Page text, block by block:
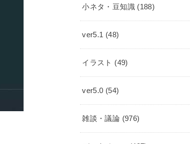
小ネタ・豆知識 (188)
ver5.1 (48)
イラスト (49)
ver5.0 (54)
雑談・議論 (976)